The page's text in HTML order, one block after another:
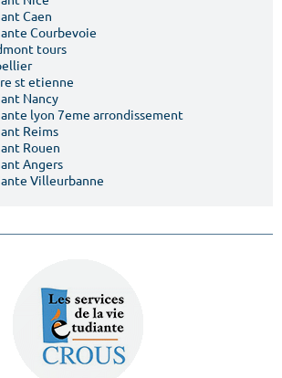
Caen
Courbevoie
tours
st etienne
Nancy
lyon 7eme arrondissement
Reims
Rouen
Angers
Villeurbanne